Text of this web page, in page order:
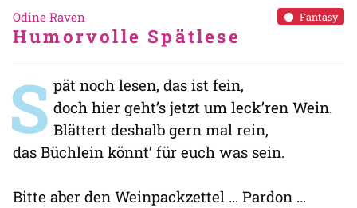
Fantasy
Odine Raven
Humorvolle Spätlese
S pät noch lesen, das ist fein,
doch hier geht’s jetzt um leck’ren Wein.
Blättert deshalb gern mal rein,
das Büchlein könnt’ für euch was sein.
Bitte aber den Weinpackzettel … Pardon …